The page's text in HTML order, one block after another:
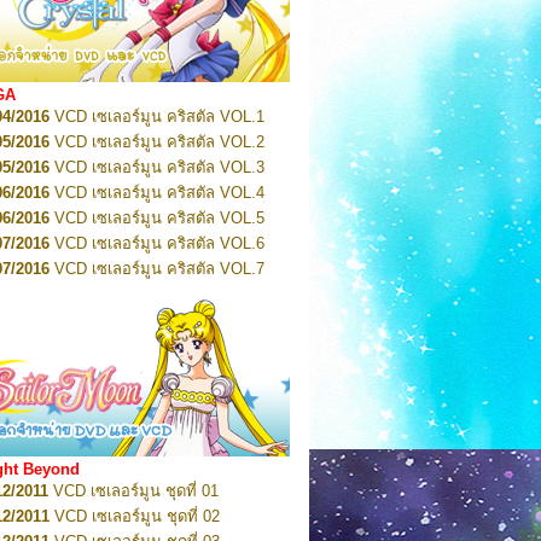
Pretty Guardian Sailor Moon Eternal
1
Pretty Guardian Sailor Moon Eternal
2
Pretty Guardian Sailor Moon Eternal
3
Pretty Guardian Sailor Moon Eternal
4
Pretty Guardian Sailor Moon Eternal
5
Pretty Guardian Sailor Moon Eternal
6
Pretty Guardian Sailor Moon Eternal
7
Pretty Guardian Sailor Moon Eternal
Pretty Guardian Sailor Moon Eternal
Pretty Guardian Sailor Moon Eternal
10
2026Code Name: Sailor V 1
2026Code Name: Sailor V 2
2016 VCD เซเลอร์มูน คริสตัล VOL.1
2016 VCD เซเลอร์มูน คริสตัล VOL.2
2016 VCD เซเลอร์มูน คริสตัล VOL.3
2016 VCD เซเลอร์มูน คริสตัล VOL.4
2016 VCD เซเลอร์มูน คริสตัล VOL.5
2016 VCD เซเลอร์มูน คริสตัล VOL.6
2016 VCD เซเลอร์มูน คริสตัล VOL.7
VCD เซเลอร์มูน คริสตัล VOL.9
VCD เซเลอร์มูน คริสตัล VOL.10
2016
VCD เซเลอร์มูน คริสตัล VOL.11
2016VCD เซเลอร์มูน คริสตัล VOL.12
2016VCD เซเลอร์มูน คริสตัล VOL.13
2016 DVD เซเลอร์มูน คริสตัล VOL.1
2016DVD เซเลอร์มูน คริสตัล VOL.2
2016 DVD เซเลอร์มูน คริสตัล VOL.3
2016 DVD เซเลอร์มูน คริสตัล VOL.4
Beyond
2011 VCD เซเลอร์มูน ชุดที่ 01
2011 VCD เซเลอร์มูน ชุดที่ 02